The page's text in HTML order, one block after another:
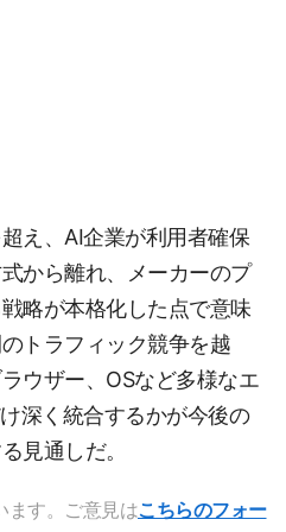
え、AI企業が利用者確保
から離れ、メーカーのプ
略が本格化した点で意味
トラフィック競争を越
ウザー、OSなど多様なエ
深く統合するかが今後の
見通しだ。
ます。ご意見はこちらのフォー